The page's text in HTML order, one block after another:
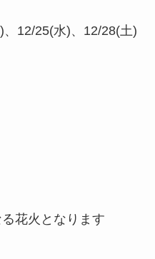
12/25(水)、12/28(土)
花火となります